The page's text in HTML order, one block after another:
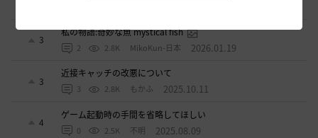
3
私の物語:奇妙な魚 mystical fish
2 2.8K MikoKun-日本 2026.01.19
3
近接キャッチの改悪について
3 2.8K もかふ 2025.10.11
4
ゲーム起動時の手間を省略してほしい
0 2.5K 不明 2025.08.09